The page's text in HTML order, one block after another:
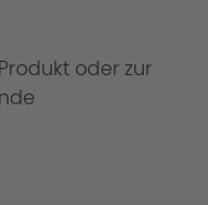
oder zur